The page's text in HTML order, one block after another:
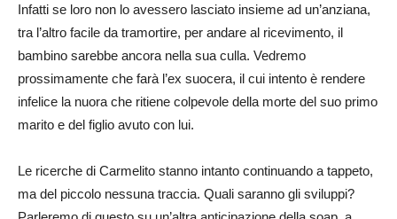
Infatti se loro non lo avessero lasciato insieme ad un’anziana,
tra l’altro facile da tramortire, per andare al ricevimento, il
bambino sarebbe ancora nella sua culla. Vedremo
prossimamente che farà l’ex suocera, il cui intento è rendere
infelice la nuora che ritiene colpevole della morte del suo primo
marito e del figlio avuto con lui.
Le ricerche di Carmelito stanno intanto continuando a tappeto,
ma del piccolo nessuna traccia. Quali saranno gli sviluppi?